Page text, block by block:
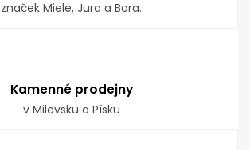
značek Miele, Jura a Bora.
Kamenné prodejny
v Milevsku a Písku